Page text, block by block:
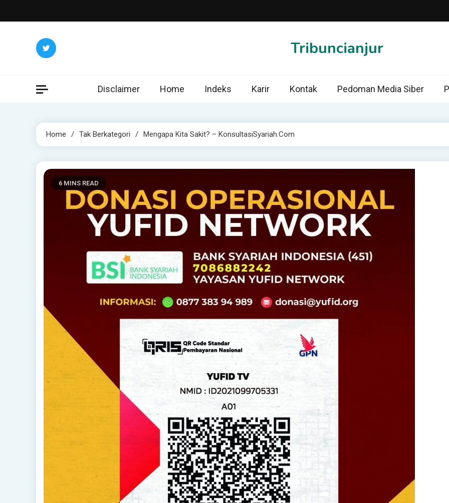
to
Tribuncianjur
Disclaimer Home Indeks Karir Kontak Pedoman Media Siber
Home Tak Berkategori Mengapa Kita Sakit? – KonsultasiSyariah.com
6 MINS READ